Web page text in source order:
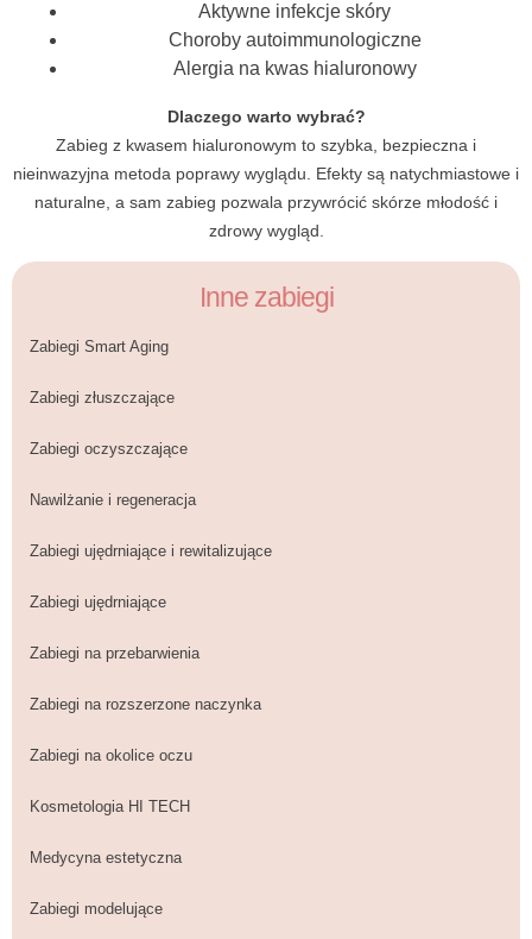
Inne zabiegi
Zabiegi Smart Aging
Zabiegi złuszczające
Zabiegi oczyszczające
Nawilżanie i regeneracja
Zabiegi ujędrniające i rewitalizujące
Zabiegi ujędrniające
Zabiegi na przebarwienia
Zabiegi na rozszerzone naczynka
Zabiegi na okolice oczu
Kosmetologia HI TECH
Medycyna estetyczna
Zabiegi modelujące
Aktywne infekcje skóry
Choroby autoimmunologiczne
Alergia na kwas hialuronowy
Dlaczego warto wybrać?
Zabieg z kwasem hialuronowym to szybka, bezpieczna i
nieinwazyjna metoda poprawy wyglądu. Efekty są natychmiastowe i
naturalne, a sam zabieg pozwala przywrócić skórze młodość i
zdrowy wygląd.